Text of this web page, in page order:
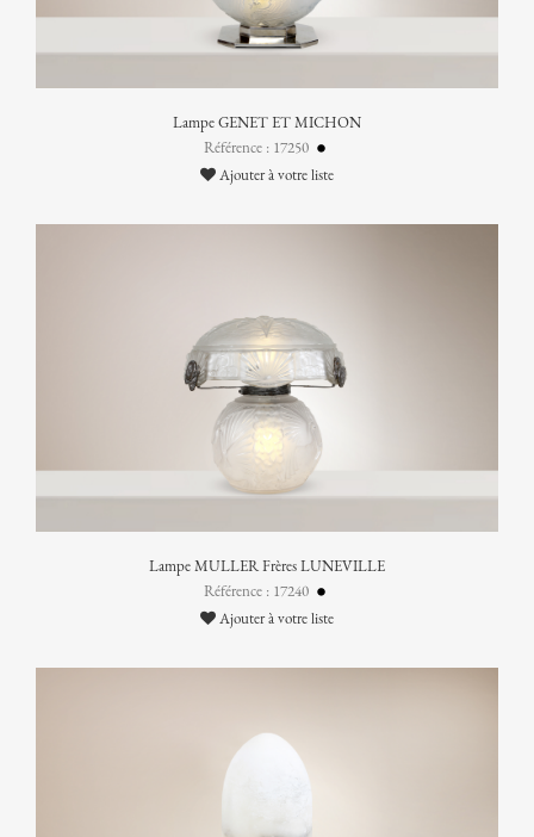
Lampe GENET ET MICHON
Référence : 17250
Ajouter à votre liste
Lampe MULLER Frères LUNEVILLE
Référence : 17240
Ajouter à votre liste